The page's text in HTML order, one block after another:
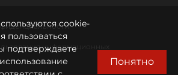
информационных
cookie-
подтверждаете
Понятно